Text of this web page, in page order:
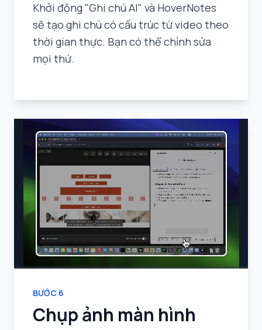
Khởi động "Ghi chú AI" và HoverNotes
sẽ tạo ghi chú có cấu trúc từ video theo
thời gian thực. Bạn có thể chỉnh sửa
mọi thứ.
BƯỚC 6
Chụp ảnh màn hình